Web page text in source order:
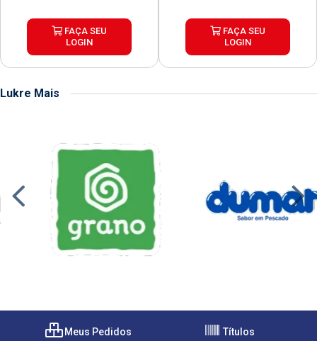
FAÇA SEU
LOGIN
FAÇA SEU
LOGIN
Lukre Mais
Meus Pedidos Títulos